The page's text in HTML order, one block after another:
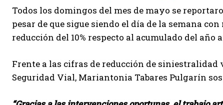
Todos los domingos del mes de mayo se
pesar de que sigue siendo el día de la semana
reducción del 10% respecto al acumulado del año
Frente a las cifras de reducción de
Seguridad Vial, Mariantonia Tabares Pulgarín